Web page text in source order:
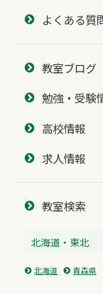
よくある質
教室ブログ
勉強・受験
高校情報
求人情報
教室検索
北海道・東北
北海道 青森県